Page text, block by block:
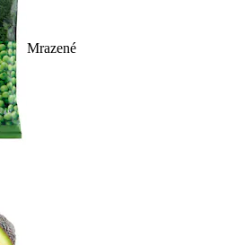
Mrazené